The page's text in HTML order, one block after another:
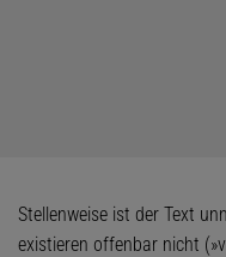
Stellenweise ist der Text
existieren offenbar nicht